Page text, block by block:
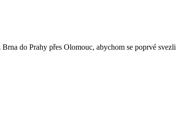
do Prahy přes Olomouc, abychom se poprvé svezli